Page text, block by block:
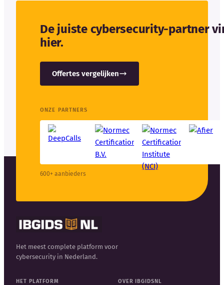
De juiste cybersecurity-partner
hier.
Offertes vergelijken
ONZE PARTNERS
600+ aanbieders
Het meest complete platform voor
cybersecurity in Nederland.
HET PLATFORM OVER IBGIDSNL